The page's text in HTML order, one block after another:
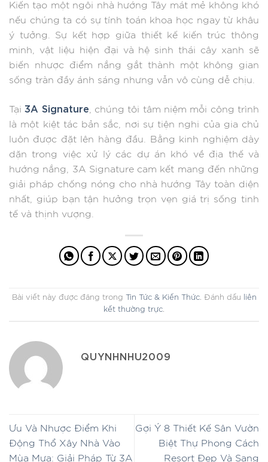
Kiến tạo một ngôi nhà hướng Tây mát mẻ không khó
nếu chúng ta có sự tính toán khoa học ngay từ khâu
ý tưởng. Sự kết hợp giữa thiết kế kiến trúc thông
minh, vật liệu hiện đại và hệ sinh thái cây xanh sẽ
biến nhược điểm nắng gắt thành một không gian
sống tràn đầy ánh sáng nhưng vẫn vô cùng dễ chịu.
Tại3A Signature , chúng tôi tâm niệm mỗi công trình
là một kiệt tác bản sắc, nơi sự tiện nghi của gia chủ
luôn được đặt lên hàng đầu. Bằng kinh nghiệm dày
dặn trong việc xử lý các dự án khó về địa thế và
hướng nắng, 3A Signature cam kết mang đến những
giải pháp chống nóng cho nhà hướng Tây toàn diện
nhất, giúp bạn tận hưởng trọn vẹn giá trị sống tinh
tế và thịnh vượng.
Bài viết này được đăng trong Tin Tức & Kiến Thức. Đánh dấu
liên
kết thường trực.
QUYNHNHU2009
Ưu Và Nhược Điểm Khi
Động Thổ Xây Nhà Vào
Mùa Mưa: Giải Pháp Từ 3A
Gợi Ý 8 Thiết Kế Sân Vườn
Biệt Thự Phong Cách
Resort Đẹp Và Sang